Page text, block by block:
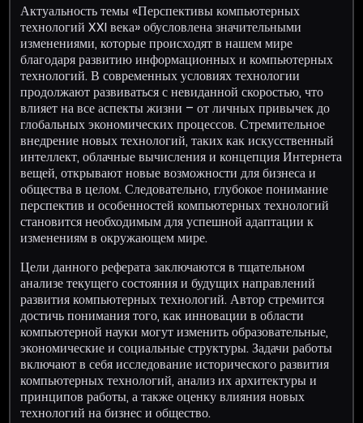
Актуальность темы «Перспективы компьютерных
технологий XXI века» обусловлена значительными
изменениями, которые происходят в нашем мире
благодаря развитию информационных и компьютерных
технологий. В современных условиях технологии
продолжают развиваться с невиданной скоростью, что
влияет на все аспекты жизни – от личных привычек до
глобальных экономических процессов. Стремительное
внедрение новых технологий, таких как искусственный
интеллект, облачные вычисления и концепция Интернета
вещей, открывают новые возможности для бизнеса и
общества в целом. Следовательно, глубокое понимание
перспектив и особенностей компьютерных технологий
становится необходимым для успешной адаптации к
изменениям в окружающем мире.
Цели данного реферата заключаются в тщательном
анализе текущего состояния и будущих направлений
развития компьютерных технологий. Автор стремится
достичь понимания того, как инновации в области
компьютерной науки могут изменить образовательные,
экономические и социальные структуры. Задачи работы
включают в себя исследование исторического развития
компьютерных технологий, анализ их архитектуры и
принципов работы, а также оценку влияния новых
технологий на бизнес и общество.